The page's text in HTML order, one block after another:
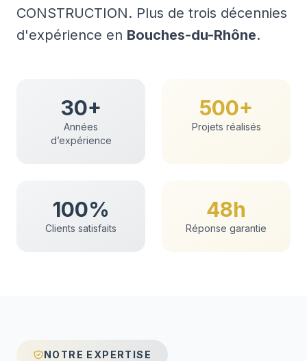
CONSTRUCTION. Plus de trois décennies
d'expérience en Bouches-du-Rhône.
30+
Années
d’expérience
500+
Projets réalisés
100%
Clients satisfaits
48h
Réponse garantie
NOTRE EXPERTISE